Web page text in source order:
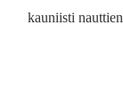
kauniisti